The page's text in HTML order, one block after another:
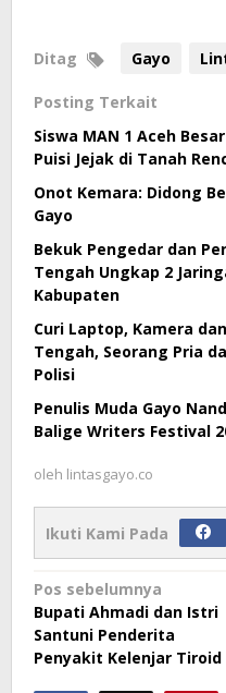
Ditag Gayo
Posting Terkait
Siswa MAN 1 Aceh
Puisi Jejak di Tanah
Onot Kemara: Didong
Gayo
Bekuk Pengedar dan
Tengah Ungkap 2
Kabupaten
Curi Laptop, Kamera
Tengah, Seorang Pria
Polisi
Penulis Muda Gayo
Balige Writers Festival
oleh lintasgayo.co
Ikuti Kami Pada
Navigasi
pos
Pos sebelumnya
Bupati Ahmadi dan Istri
Santuni Penderita
Penyakit Kelenjar Tiroid